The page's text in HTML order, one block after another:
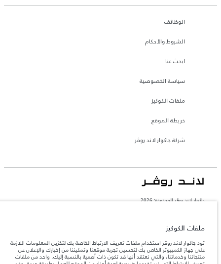
الوظائف
الشروط والأحكام
ابحث عنا
سياسة الخصوصية
ملفات الكوكيز
خريطة الموقع
شركة جاكوار لاند روڤر
جاكوار لاند روڨر المحدودة: 2026
تعكس الأوزان المذكورة مواصفات السيارة القياسية. سوف تؤثر الإكسسوارات وغيرها من
العناصر المثبتة بعد نقطة التصنيع في الحمولة. تأكد من عدم تجاوز الوزن الإجمالي للسيارة
والحمولة.
ملفات الكوكيز
تود جاكوار لاند روڤر استخدام ملفات تعريف الارتباط الخاصة بك لتخزين المعلومات اللازمة
على جهاز الكمبيوتر الخاص بك لتحسين تجربة موقعنا وتمكيننا من إخبارك والإعلان عن
منتجاتنا وخدماتنا، والتي نعتقد أنها قد تكون ذات أهمية بالنسبة إليك. واحد من ملفات